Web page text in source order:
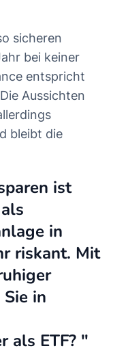
sicheren
bei keiner
entspricht
Aussichten
bleibt die
ist
in
riskant. Mit
in
als ETF? "